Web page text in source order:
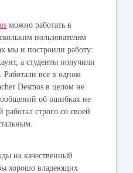
можно работать в
пользователям
мы и построили работу:
а студенты получили
Работали все в одном
Desmos в целом не
об ошибках не
строго со своей
на качественный
хорошо владеющих